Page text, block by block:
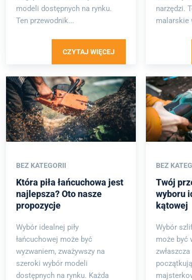
modeli dostępnych na rynku.
Ten przewodnik...
CZYTAJ WIĘCEJ
narzędzi.
malarskie
BEZ KATEGORII
Która piła łańcuchowa jest
najlepsza? Oto nasze
propozycje
Wybór idealnej piły
łańcuchowej może być
wyzwaniem, zważywszy na
szeroki wybór modeli
dostępnych na rynku. Każda
BEZ
Twój
wyboru
kątowej
Wybór
może być